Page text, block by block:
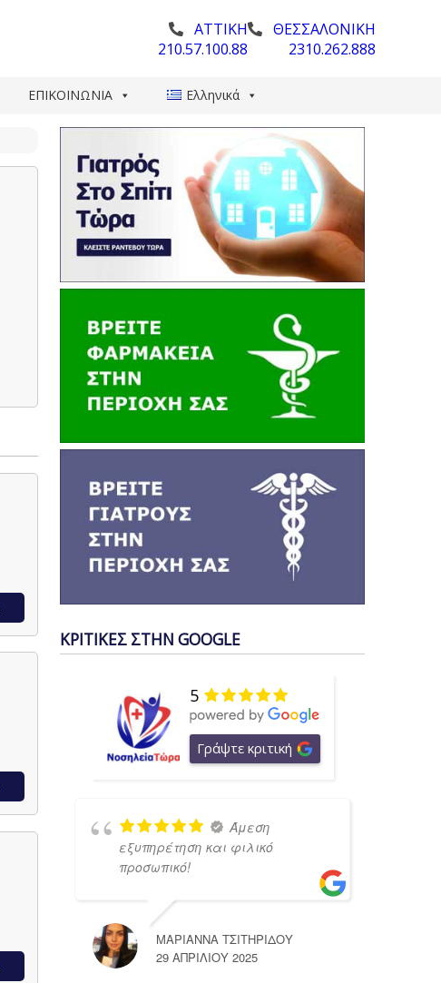
ΑΤΤΙΚΗ
210.57.100.88
ΘΕΣΣΑΛΟΝΙΚΗ
2310.262.888
ΕΠΙΚΟΙΝΩΝΙΑ Ελληνικά
ΚΡΙΤΙΚΕΣ ΣΤΗΝ GOOGLE
5
Γράψτε κριτική
Άμεση
εξυπηρέτηση και φιλικό
προσωπικό!
ΜΑΡΙΑΝΝΑ ΤΣΙΤΗΡΙΔΟΥ
29 ΑΠΡΙΛΊΟΥ 2025